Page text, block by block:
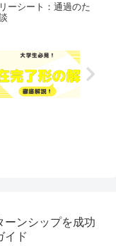
ーシート：通過のた
ーンシップを成功
イド